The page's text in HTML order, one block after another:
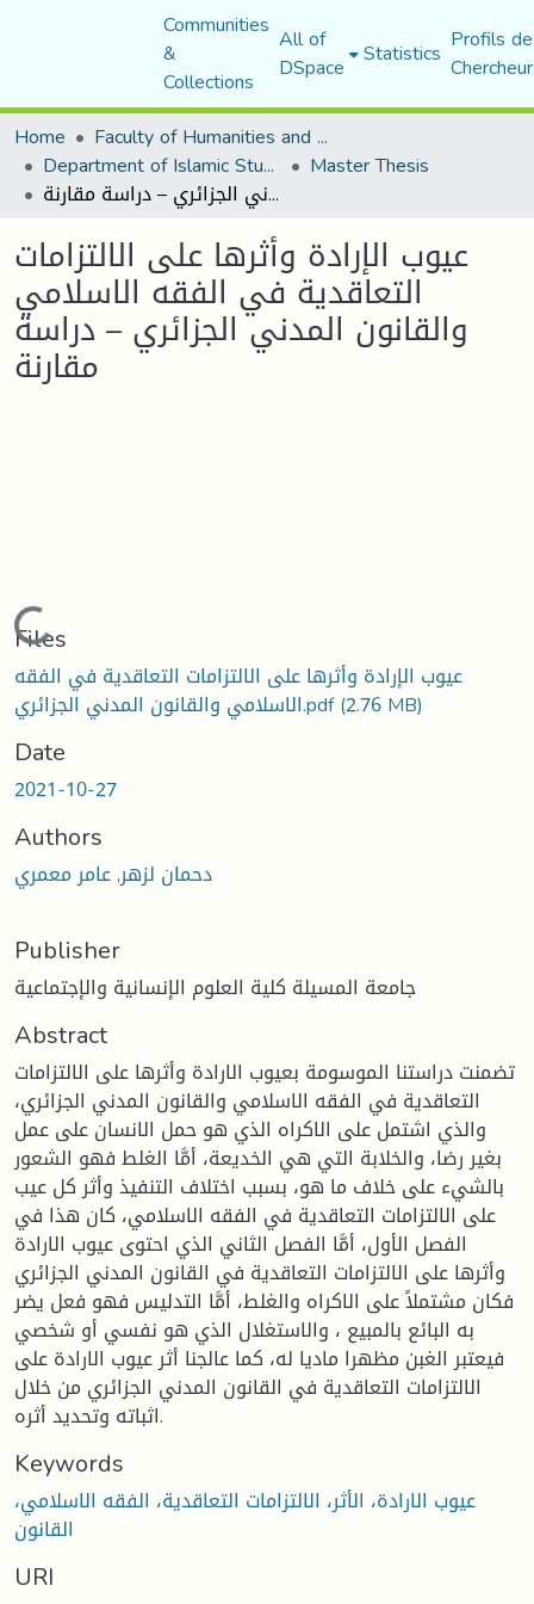
Communities
&
Collections
All of
DSpace Statistics Profils
Home
Faculty of Humanities and Social Sciences
Department of Islamic Studies Master Thesis
عيوب الإرادة وأثرها على الالتزامات التعاقدية في الفقه الاسلامي والقانون المدني الجزائري – دراسة مقارنة
عيوب الإرادة وأثرها على الالتزامات
التعاقدية في الفقه الاسلامي
والقانون المدني الجزائري – دراسة
مقارنة
Loading...
Files
عيوب الإرادة وأثرها على الالتزامات التعاقدية في الفقه
الاسلامي والقانون المدني الجزائري.pdf(2.76 MB)
Date
2021-10-27
Authors
دحمان لزهر, عامر معمري
Publisher
جامعة المسيلة كلية العلوم الإنسانية والإجتماعية
Abstract
تضمنت دراستنا الموسومة بعيوب الارادة وأثرها على الالتزامات
التعاقدية في الفقه الاسلامي والقانون المدني الجزائري،
والذي اشتمل على الاكراه الذي هو حمل الانسان على عمل
بغير رضا، والخلابة التي هي الخديعة، أمَّا الغلط فهو الشعور
بالشيء على خلاف ما هو، بسبب اختلاف التنفيذ وأثر كل عيب
على الالتزامات التعاقدية في الفقه الاسلامي، كان هذا في
الفصل الأول، أمَّا الفصل الثاني الذي احتوى عيوب الارادة
وأثرها على الالتزامات التعاقدية في القانون المدني الجزائري
فكان مشتملاً على الاكراه والغلط، أمَّا التدليس فهو فعل يضر
به البائع بالمبيع ، والاستغلال الذي هو نفسي أو شخصي
فيعتبر الغبن مظهرا ماديا له، كما عالجنا أثر عيوب الارادة على
الالتزامات التعاقدية في القانون المدني الجزائري من خلال
اثباته وتحديد أثره.
Keywords
عيوب الارادة، الأثر، الالتزامات التعاقدية، الفقه الاسلامي،
القانون
URI